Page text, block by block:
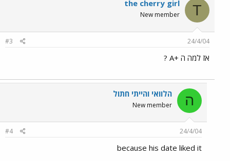
T
the cherry girl
New member
24/4/04
#3
אז למה ה +A ?
ה הלוואי והייתי חתול
New member
24/4/04
#4
because his date liked it